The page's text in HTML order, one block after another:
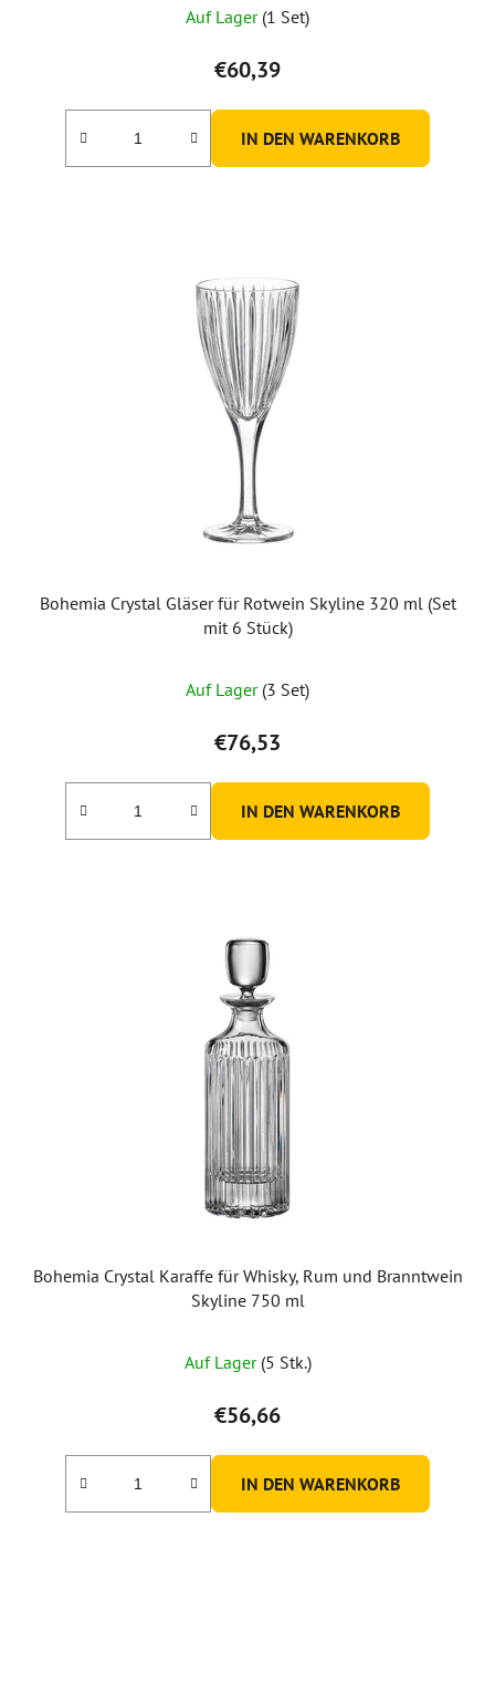
Auf Lager (1 Set)
€60,39
IN DEN WARENKORB
Bohemia Crystal Gläser für Rotwein Skyline 320 ml (Set
mit 6 Stück)
Auf Lager (3 Set)
€76,53
IN DEN WARENKORB
Bohemia Crystal Karaffe für Whisky, Rum und Branntwein
Skyline 750 ml
Auf Lager (5 Stk.)
€56,66
IN DEN WARENKORB